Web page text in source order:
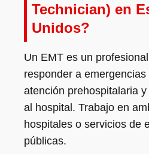
Technician) en
Unidos?
Un EMT es un
responder a
atención prehospitalaria
al hospital. Trabajo en
hospitales o servicios de
públicas.